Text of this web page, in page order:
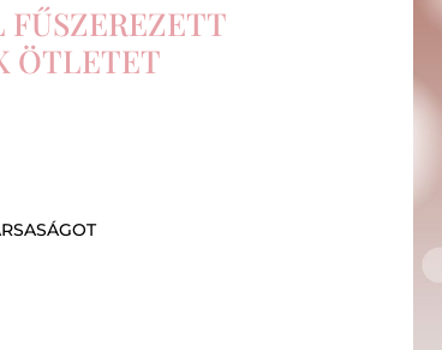
FŰSZEREZETT
ÖTLETET